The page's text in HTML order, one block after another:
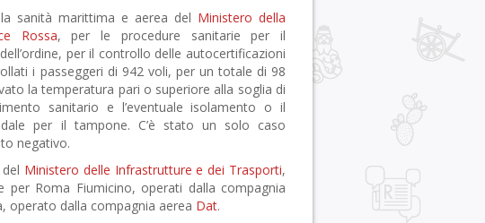
sanità marittima e aerea del Ministero della
Rossa, per le procedure sanitarie per il
per il controllo delle autocertificazioni
i passeggeri di 942 voli, per un totale di 98
la temperatura pari o superiore alla soglia di
sanitario e l’eventuale isolamento o il
per il tampone. C’è stato un solo caso
negativo.
Ministero delle Infrastrutture e dei Trasporti,
Roma Fiumicino, operati dalla compagnia
operato dalla compagnia aerea Dat.